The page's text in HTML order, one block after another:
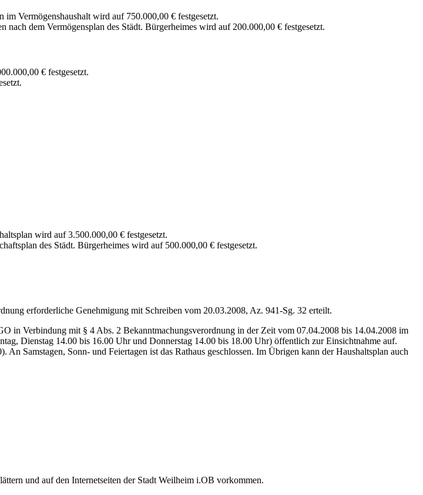
Vermögenshaushalt wird auf 750.000,00 € festgesetzt.
dem Vermögensplan des Städt. Bürgerheimes wird auf 200.000,00 € festgesetzt.
€ festgesetzt.
wird auf 3.500.000,00 € festgesetzt.
des Städt. Bürgerheimes wird auf 500.000,00 € festgesetzt.
erforderliche Genehmigung mit Schreiben vom 20.03.2008, Az. 941-Sg. 32 erteilt.
in Verbindung mit § 4 Abs. 2 Bekanntmachungsverordnung in der Zeit vom 07.04.2008 bis 14.04.2008 im
Dienstag 14.00 bis 16.00 Uhr und Donnerstag 14.00 bis 18.00 Uhr) öffentlich zur Einsichtnahme auf.
Samstagen, Sonn- und Feiertagen ist das Rathaus geschlossen. Im Übrigen kann der Haushaltsplan auch
und auf den Internetseiten der Stadt Weilheim i.OB vorkommen.